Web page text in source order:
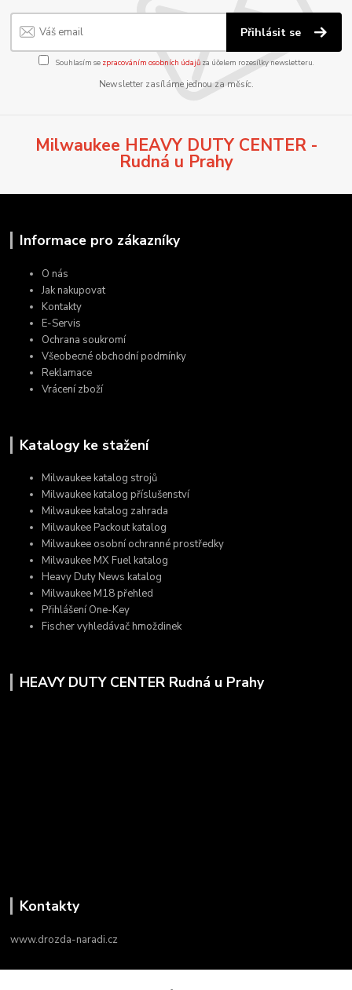
Přihlásit se
Souhlasím se zpracováním osobních údajůza účelem rozesílky newsletteru.
Newsletter zasíláme jednou za měsíc.
Milwaukee HEAVY DUTY CENTER -
Rudná u Prahy
Informace pro zákazníky
O nás
Jak nakupovat
Kontakty
E-Servis
Ochrana soukromí
Všeobecné obchodní podmínky
Reklamace
Vrácení zboží
Katalogy ke stažení
Milwaukee katalog strojů
Milwaukee katalog příslušenství
Milwaukee katalog zahrada
Milwaukee Packout katalog
Milwaukee osobní ochranné prostředky
Milwaukee MX Fuel katalog
Heavy Duty News katalog
Milwaukee M18 přehled
Přihlášení One-Key
Fischer vyhledávač hmoždinek
HEAVY DUTY CENTER Rudná u Prahy
Kontakty
www.drozda-naradi.cz